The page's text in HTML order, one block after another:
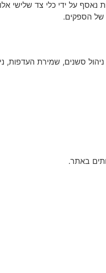
על ידי כלי צד שלישי
של הספקים.
באתר.